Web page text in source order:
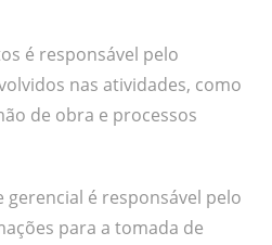
é responsável pelo
nas atividades, como
de obra e processos
é responsável pelo
para a tomada de